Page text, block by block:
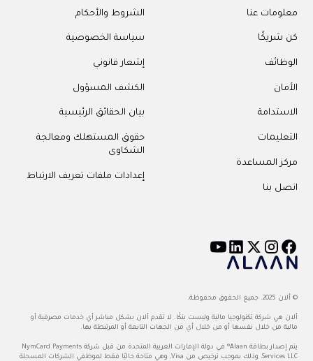
معلومات عنا
كن شريكًا
الوظائف
الأمان
الاستدامة
التعليمات
مركز المساعدة
اتصل بنا
الشروط والأحكام
سياسة الخصوصية
إشعار قانوني
الكشف المسؤول
بيان الحقائق الرئيسية
حقوق المستهلك ومعالجة
الشكاوى
إعدادات ملفات تعريف الارتباط
© ألان 2025. جميع الحقوق محفوظة.
ألان هي شركة تكنولوجيا مالية وليست بنكًا. لا تقدم ألان بشكل مباشر أي خدمات مصرفية أو
مالية من خلال نفسها أو من خلال أي من الجهات التابعة أو المرتبطة بها.
يتم إصدار بطاقة Alaan® في دولة الإمارات العربية المتحدة من قبل شركة NymCard Payments
Services LLC، وذلك بموجب ترخيص من Visa، وهي متاحة حاليًا فقط لموظفي الشركات المسجلة